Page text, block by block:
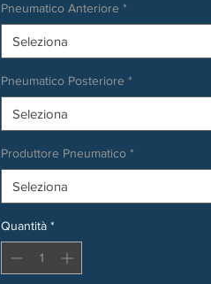
Pneumatico Anteriore *
Seleziona
Pneumatico Posteriore *
Seleziona
Produttore Pneumatico *
Seleziona
Quantità *